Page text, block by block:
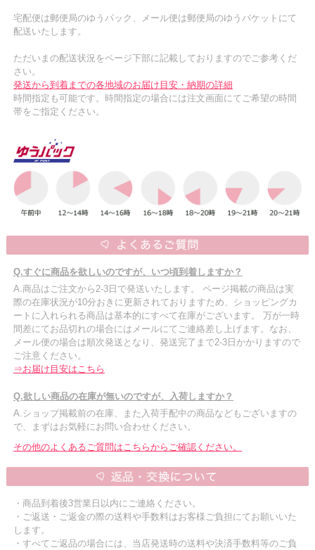
宅配便は郵便局のゆうパック、メール便は郵便局のゆうパケットにて
配送いたします。
ただいまの配送状況をページ下部に記載しておりますのでご参考くだ
さい。
発送から到着までの各地域のお届け目安・納期の詳細
時間指定も可能です。時間指定の場合には注文画面にてご希望の時間
帯をご指定ください。
Q.すぐに商品を欲しいのですが、いつ頃到着しますか？
A.商品はご注文から2-3日で発送いたします。 ページ掲載の商品は実
際の在庫状況が10分おきに更新されておりますため、ショッピングカ
ートに入れられる商品は基本的にすべて在庫がございます。 万が一時
間差にてお品切れの場合にはメールにてご連絡差し上げます。なお、
メール便の場合は順次発送となり、発送完了まで2-3日かかりますので
ご注意ください。
⇒お届け目安はこちら
Q.欲しい商品の在庫が無いのですが、入荷しますか？
A.ショップ掲載前の在庫、また入荷手配中の商品などもございますの
で、まずはお気軽にお問い合わせください。
その他のよくあるご質問はこちらからご確認ください。
・商品到着後3営業日以内にご連絡ください。
・ご返送・ご返金の際の送料や手数料はお客様ご負担にてお願いいた
します。
・すべてご返品の場合には、当店発送時の送料や決済手数料等のご負